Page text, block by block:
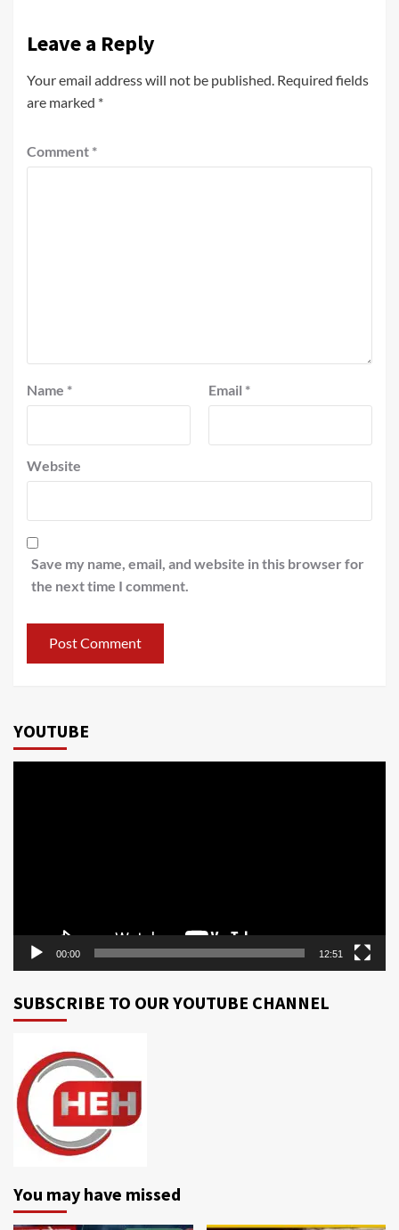
Leave a Reply
Your email address will not be published. Required fields
are marked *
Comment *
Name * Email *
Website
Save my name, email, and website in this browser for
the next time I comment.
YOUTUBE
00:00 12:51
SUBSCRIBE TO OUR YOUTUBE CHANNEL
You may have missed